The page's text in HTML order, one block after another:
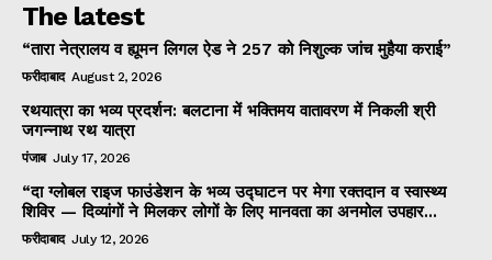
The latest
“तारा नेत्रालय व ह्यूमन लिगल ऐड ने 257 को निशुल्क जांच मुहैया कराई”
फरीदाबाद August 2, 2026
रथयात्रा का भव्य प्रदर्शन: बलटाना में भक्तिमय वातावरण में निकली श्री
जगन्नाथ रथ यात्रा
पंजाब July 17, 2026
“दा ग्लोबल राइज फाउंडेशन के भव्य उद्घाटन पर मेगा रक्तदान व स्वास्थ्य
शिविर — दिव्यांगों ने मिलकर लोगों के लिए मानवता का अनमोल उपहार...
फरीदाबाद July 12, 2026